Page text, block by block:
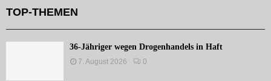
TOP-THEMEN
36-Jähriger wegen Drogenhandels in Haft
7. August 2026 0